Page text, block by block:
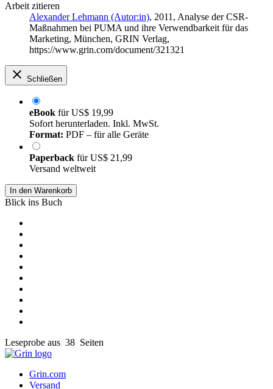
Arbeit zitieren
Alexander Lehmann (Autor:in), 2011, Analyse der CSR-
Maßnahmen bei PUMA und ihre Verwendbarkeit für das
Marketing, München, GRIN Verlag,
https://www.grin.com/document/321321
Schließen
eBook fürUS$ 19,99
Sofort herunterladen. Inkl. MwSt.
Format: PDF – für alle Geräte
Paperback fürUS$ 21,99
Versand weltweit
In den Warenkorb
Blick ins Buch
Leseprobe aus 38 Seiten
Grin.com
Versand